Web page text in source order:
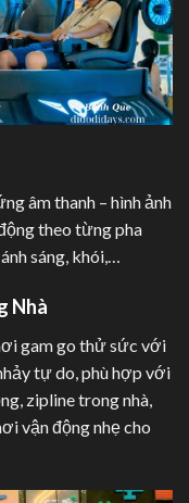
âm thanh – hình ảnh
theo từng pha
sáng, khói,…
Nhà
gam go thử sức với
tự do, phù hợp với
zipline trong nhà,
vận động nhẹ cho